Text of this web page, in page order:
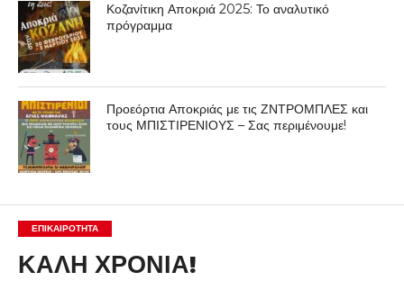
Κοζανίτικη Αποκριά 2025: Το αναλυτικό
πρόγραμμα
Προεόρτια Αποκριάς με τις ΖΝΤΡΟΜΠΛΕΣ και
τους ΜΠΙΣΤΙΡΕΝΙΟΥΣ – Σας περιμένουμε!
ΕΠΙΚΑΙΡΟΤΗΤΑ
ΚΑΛΗ ΧΡΟΝΙΑ!